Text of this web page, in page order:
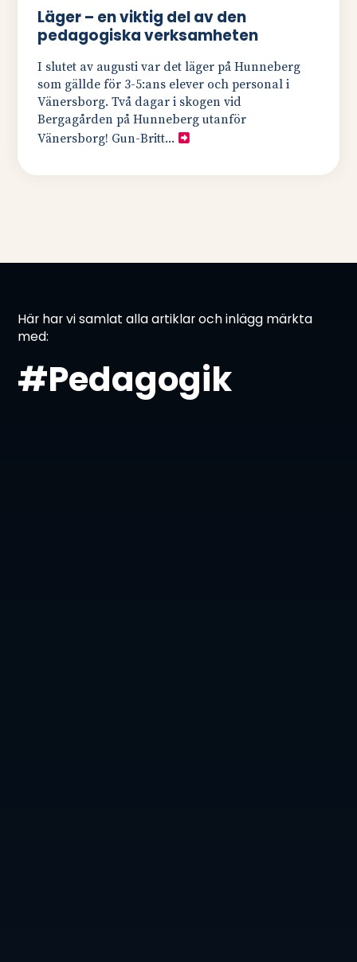
Läger – en viktig del av den
pedagogiska verksamheten
I slutet av augusti var det läger på Hunneberg
som gällde för 3-5:ans elever och personal i
Vänersborg. Två dagar i skogen vid
Bergagården på Hunneberg utanför
Vänersborg! Gun-Britt...
Här har vi samlat alla artiklar och inlägg märkta
med:
#Pedagogik